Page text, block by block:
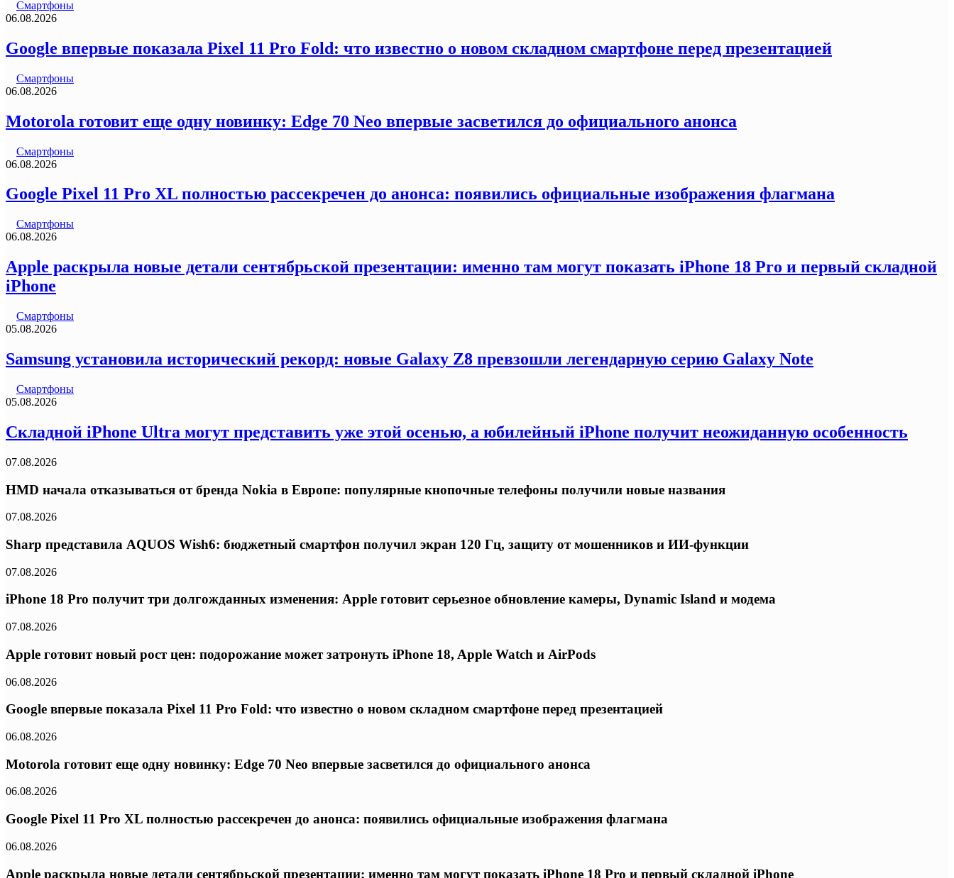
Смартфоны
06.08.2026
Google впервые показала Pixel 11 Pro Fold: что известно о новом складном смартфоне перед презентацией
Смартфоны
06.08.2026
Motorola готовит еще одну новинку: Edge 70 Neo впервые засветился до официального анонса
Смартфоны
06.08.2026
Google Pixel 11 Pro XL полностью рассекречен до анонса: появились официальные изображения флагмана
Смартфоны
06.08.2026
Apple раскрыла новые детали сентябрьской презентации: именно там могут показать iPhone 18 Pro и первый складной
iPhone
Смартфоны
05.08.2026
Samsung установила исторический рекорд: новые Galaxy Z8 превзошли легендарную серию Galaxy Note
Смартфоны
05.08.2026
Складной iPhone Ultra могут представить уже этой осенью, а юбилейный iPhone получит неожиданную особенность
07.08.2026
HMD начала отказываться от бренда Nokia в Европе: популярные кнопочные телефоны получили новые названия
07.08.2026
Sharp представила AQUOS Wish6: бюджетный смартфон получил экран 120 Гц, защиту от мошенников и ИИ-функции
07.08.2026
iPhone 18 Pro получит три долгожданных изменения: Apple готовит серьезное обновление камеры, Dynamic Island и модема
07.08.2026
Apple готовит новый рост цен: подорожание может затронуть iPhone 18, Apple Watch и AirPods
06.08.2026
Google впервые показала Pixel 11 Pro Fold: что известно о новом складном смартфоне перед презентацией
06.08.2026
Motorola готовит еще одну новинку: Edge 70 Neo впервые засветился до официального анонса
06.08.2026
Google Pixel 11 Pro XL полностью рассекречен до анонса: появились официальные изображения флагмана
06.08.2026
Apple раскрыла новые детали сентябрьской презентации: именно там могут показать iPhone 18 Pro и первый складной iPhone